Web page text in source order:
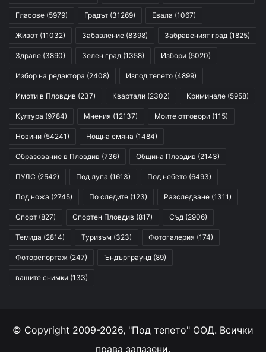
Гласове (5979) Градът (31269) Евала (1067)
Живот (11032) Забавление (8398) Забравеният град (1825)
Здраве (3890) Зелен град (1358) Избори (5020)
Избор на редактора (2408) Изпод тепето (4899)
Имоти в Пловдив (237) Квартали (2302) Криминале (5958)
Култура (9784) Мнения (12137) Моите отговори (115)
Новини (54241) Нощна смяна (1484)
Образование в Пловдив (736) Община Пловдив (2143)
ПУЛС (2542) Под лупа (1613) Под небето (6493)
Под ножа (2745) По следите (123) Разследване (1311)
Спорт (827) Спортен Пловдив (817) Съд (2906)
Темида (2814) Туризъм (323) Фотогалерия (174)
Фоторепортаж (247) Ъндърграунд (89)
вашите снимки (133)
© Copyright 2009-2026, "Под тепето" ООД. Всички
права запазени.